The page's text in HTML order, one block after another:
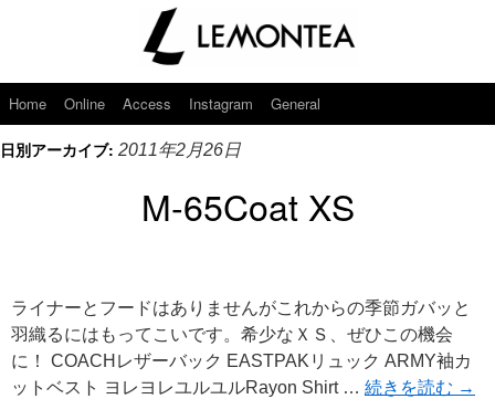
Home Online Access Instagram General
日別アーカイブ: 2011年2月26日
M-65Coat XS
ライナーとフードはありませんがこれからの季節ガバッと
羽織るにはもってこいです。希少なＸＳ、ぜひこの機会
に！ COACHレザーバック EASTPAKリュック ARMY袖カ
ットベスト ヨレヨレユルユルRayon Shirt … 続きを読む →